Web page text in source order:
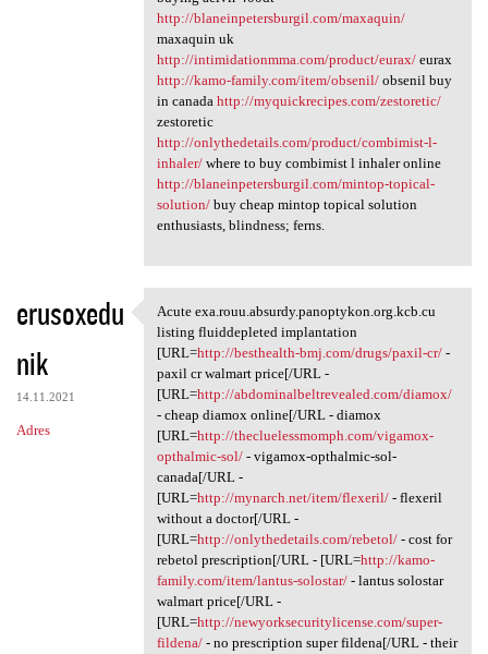
http://blaneinpetersburgil.com/maxaquin/
maxaquin uk
http://intimidationmma.com/product/eurax/eurax
http://kamo-family.com/item/obsenil/obsenil buy
in canada http://myquickrecipes.com/zestoretic/
zestoretic
http://onlythedetails.com/product/combimist-l-
inhaler/where to buy combimist l inhaler online
http://blaneinpetersburgil.com/mintop-topical-
solution/buy cheap mintop topical solution
enthusiasts, blindness; ferns.
erusoxedu
nik
14.11.2021
Adres
Acute exa.rouu.absurdy
Acute exa.rouu.absurdy.panoptykon.org.kcb.cu
listing fluiddepleted implantation
[URL=http://besthealth-bmj.com/drugs/paxil-cr/-
paxil cr walmart price[/URL -
[URL=http://abdominalbeltrevealed.com/diamox/
- cheap diamox online[/URL - diamox
[URL=http://thecluelessmomph.com/vigamox-
opthalmic-sol/- vigamox-opthalmic-sol-
canada[/URL -
[URL=http://mynarch.net/item/flexeril/- flexeril
without a doctor[/URL -
[URL=http://onlythedetails.com/rebetol/- cost for
rebetol prescription[/URL - [URL=http://kamo-
family.com/item/lantus-solostar/- lantus solostar
walmart price[/URL -
[URL=http://newyorksecuritylicense.com/super-
fildena/- no prescription super fildena[/URL - their